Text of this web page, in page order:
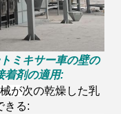
ミキサー車の壁の
着剤の適用:
が次の乾燥した乳
きる: